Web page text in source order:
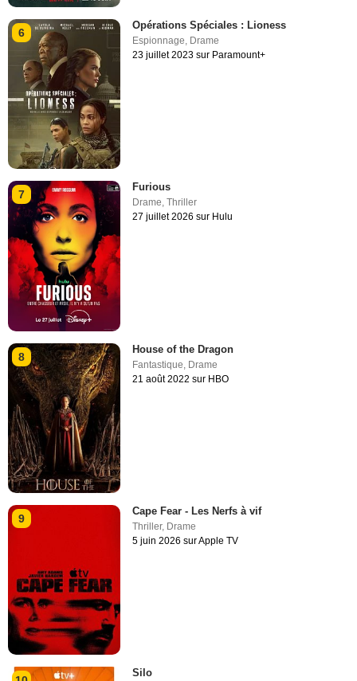
6
Opérations Spéciales : Lioness
Espionnage, Drame
23 juillet 2023 sur Paramount+
7
Furious
Drame,Thriller
27 juillet 2026 sur Hulu
8
House of the Dragon
Fantastique Drame
21 août 2022 sur HBO
9
Cape Fear - Les Nerfs à vif
Thriller, Drame
5 juin 2026 sur Apple TV
Silo